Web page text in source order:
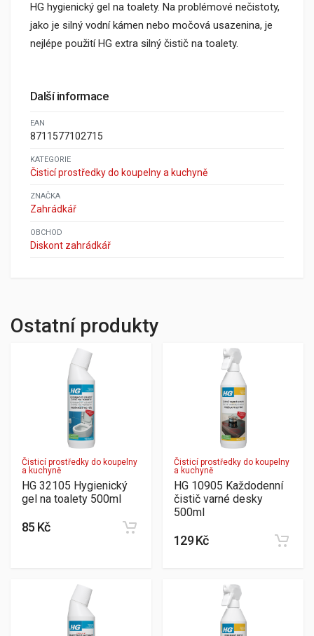
HG hygienický gel na toalety. Na problémové nečistoty,
jako je silný vodní kámen nebo močová usazenina, je
nejlépe použití HG extra silný čistič na toalety.
Další informace
EAN
8711577102715
KATEGORIE
Čisticí prostředky do koupelny a kuchyně
ZNAČKA
Zahrádkář
OBCHOD
Diskont zahrádkář
Ostatní produkty
Čisticí prostředky do koupelny
a kuchyně
HG 32105 Hygienický
gel na toalety 500ml
85 Kč
Čisticí prostředky do koupelny
a kuchyně
HG 10905 Každodenní
čistič varné desky
500ml
129 Kč